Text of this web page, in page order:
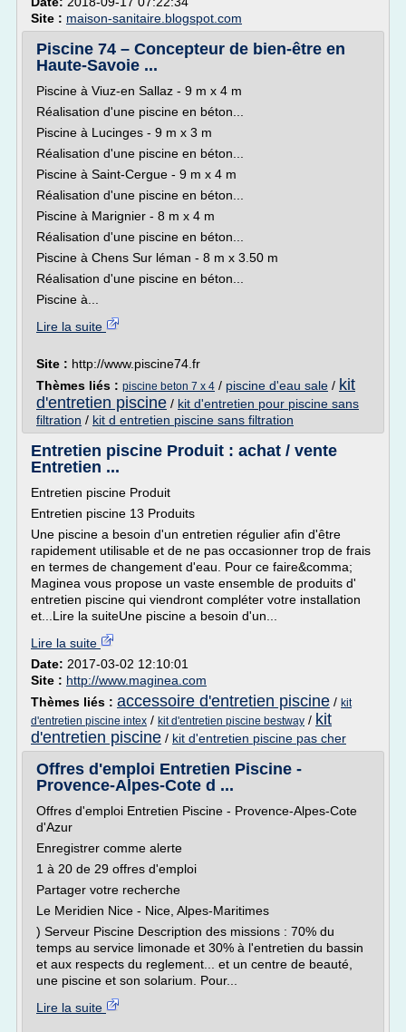
Site : maison-sanitaire.blogspot.com
Piscine 74 – Concepteur de bien-être en
Haute-Savoie ...
Piscine à Viuz-en Sallaz - 9 m x 4 m
Réalisation d'une piscine en béton...
Piscine à Lucinges - 9 m x 3 m
Réalisation d'une piscine en béton...
Piscine à Saint-Cergue - 9 m x 4 m
Réalisation d'une piscine en béton...
Piscine à Marignier - 8 m x 4 m
Réalisation d'une piscine en béton...
Piscine à Chens Sur léman - 8 m x 3.50 m
Réalisation d'une piscine en béton...
Piscine à...
Lire la suite
Site : http://www.piscine74.fr
Thèmes liés : piscine beton 7 x 4 / piscine d'eau sale / kit
d'entretien piscine / kit d'entretien pour piscine sans
filtration / kit d entretien piscine sans filtration
Entretien piscine Produit : achat / vente
Entretien ...
Entretien piscine Produit
Entretien piscine 13 Produits
Une piscine a besoin d'un entretien régulier afin d'être
rapidement utilisable et de ne pas occasionner trop de frais
en termes de changement d'eau. Pour ce faire&comma;
Maginea vous propose un vaste ensemble de produits d'
entretien piscine qui viendront compléter votre installation
et...Lire la suiteUne piscine a besoin d'un...
Lire la suite
Date: 2017-03-02 12:10:01
Site : http://www.maginea.com
Thèmes liés : accessoire d'entretien piscine / kit
d'entretien piscine intex / kit d'entretien piscine bestway / kit
d'entretien piscine / kit d'entretien piscine pas cher
Offres d'emploi Entretien Piscine -
Provence-Alpes-Cote d ...
Offres d'emploi Entretien Piscine - Provence-Alpes-Cote
d'Azur
Enregistrer comme alerte
1 à 20 de 29 offres d'emploi
Partager votre recherche
Le Meridien Nice - Nice, Alpes-Maritimes
) Serveur Piscine Description des missions : 70% du
temps au service limonade et 30% à l'entretien du bassin
et aux respects du reglement... et un centre de beauté,
une piscine et son solarium. Pour...
Lire la suite